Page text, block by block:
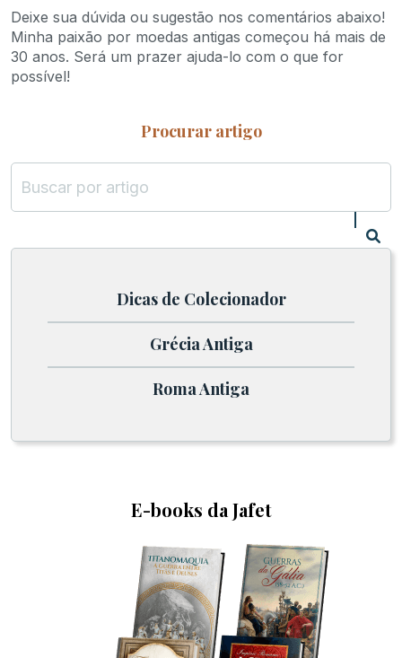
Deixe sua dúvida ou sugestão nos comentários abaixo!
Minha paixão por moedas antigas começou há mais de
30 anos. Será um prazer ajuda-lo com o que for
possível!
Procurar artigo
Dicas de Colecionador
Grécia Antiga
Roma Antiga
E-books da Jafet